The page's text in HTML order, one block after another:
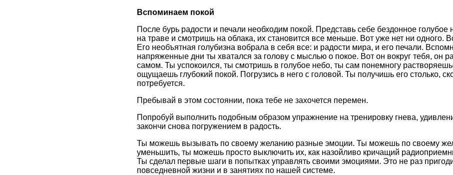
Вспоминаем покой
После бурь радости и печали необходим покой. Представь себе бездонное
на траве и смотришь на облака, их становится все меньше. Вот уже нет ни одного.
Его необъятная голубизна вобрала в себя все: и радости мира, и его печали.
напряженные дни ты хватался за голову с мыслью о покое. Вот он вокруг тебя, он
самом. Ты успокоился, ты смотришь в голубое небо, ты сам понемногу
ощущаешь глубокий покой. Погрузись в него с головой. Ты получишь его столько,
потребуется.
Пребывай в этом состоянии, пока тебе не захочется перемен.
Попробуй выполнить подобным образом упражнение на тренировку гнева,
закончи снова погружением в радость.
Ты можешь вызывать по своему желанию разные эмоции. Ты можешь по своему
уменьшить, ты можешь просто выключить их, как назойливо кричащий
Ты сделал первые шаги в попытках управлять своими эмоциями. Это не раз
повседневной жизни и в занятиях по нашей системе.